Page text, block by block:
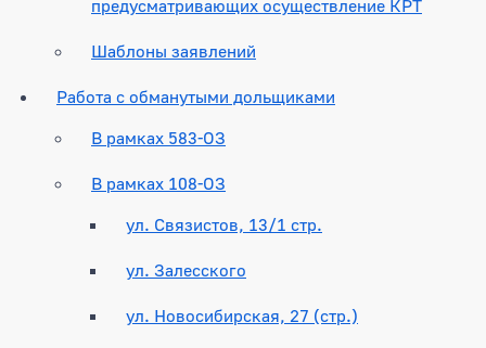
предусматривающих осуществление КРТ
Шаблоны заявлений
Работа с обманутыми дольщиками
В рамках 583-ОЗ
В рамках 108-ОЗ
ул. Связистов, 13/1 стр.
ул. Залесского
ул. Новосибирская, 27 (стр.)